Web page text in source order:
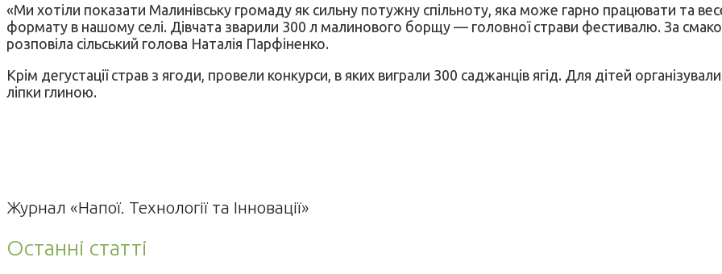
«Ми хотіли показати Малинівську громаду як сильну потужну спільноту, яка може гарно працювати та
формату в нашому селі. Дівчата зварили 300 л малинового борщу — головної страви фестивалю. За
розповіла сільський голова Наталія Парфіненко.
Крім дегустації страв з ягоди, провели конкурси, в яких виграли 300 саджанців ягід. Для дітей
ліпки глиною.
Журнал «Напої. Технології та Інновації»
Останні статті